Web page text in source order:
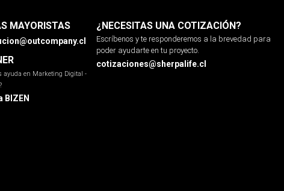
MAYORISTAS
ayuda en Marketing Digital -
BIZEN
¿NECESITAS UNA COTIZACIÓN?
Escríbenos y te responderemos a la brevedad para
poder ayudarte en tu proyecto.
cotizaciones@sherpalife.cl